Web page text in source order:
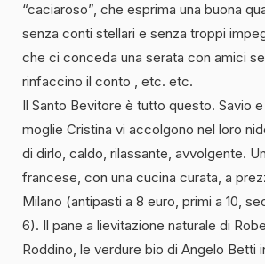
“caciaroso”, che esprima una buona
senza conti stellari e senza troppi
che ci conceda una serata con amici
rinfaccino il conto , etc. etc.
Il Santo Bevitore è tutto questo. Savio
moglie Cristina vi accolgono nel loro
di dirlo, caldo, rilassante, avvolgente.
francese, con una cucina curata, a
Milano (antipasti a 8 euro, primi a 10,
6). Il pane a lievitazione naturale di
Roddino, le verdure bio di Angelo Betti